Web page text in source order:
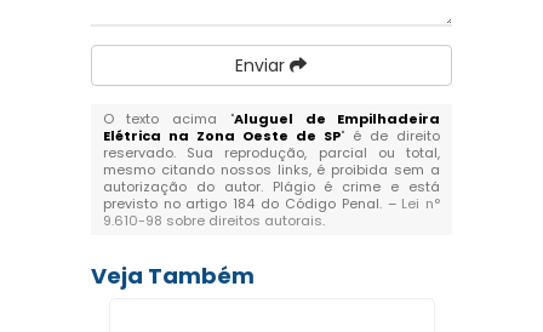
Enviar
O texto acima "Aluguel de Empilhadeira
Elétrica na Zona Oeste de SP" é de direito
reservado. Sua reprodução, parcial ou total,
mesmo citando nossos links, é proibida sem a
autorização do autor. Plágio é crime e está
previsto no artigo 184 do Código Penal. – Lei n°
9.610-98 sobre direitos autorais.
Veja Também